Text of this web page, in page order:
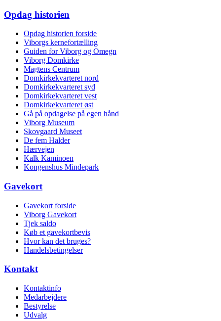
Opdag historien
Opdag historien forside
Viborgs kernefortælling
Guiden for Viborg og Omegn
Viborg Domkirke
Magtens Centrum
Domkirkekvarteret nord
Domkirkekvarteret syd
Domkirkekvarteret vest
Domkirkekvarteret øst
Gå på opdagelse på egen hånd
Viborg Museum
Skovgaard Museet
De fem Halder
Hærvejen
Kalk Kaminoen
Kongenshus Mindepark
Gavekort
Gavekort forside
Viborg Gavekort
Tjek saldo
Køb et gavekortbevis
Hvor kan det bruges?
Handelsbetingelser
Kontakt
Kontaktinfo
Medarbejdere
Bestyrelse
Udvalg